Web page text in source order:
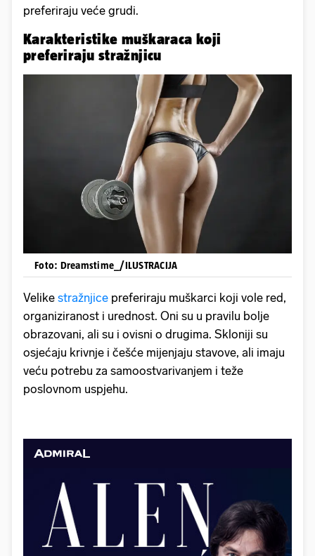
preferiraju veće grudi.
Karakteristike muškaraca koji
preferiraju stražnjicu
Foto: Dreamstime_/ILUSTRACIJA
Velike stražnjice preferiraju muškarci koji vole red,
organiziranost i urednost. Oni su u pravilu bolje
obrazovani, ali su i ovisni o drugima. Skloniji su
osjećaju krivnje i češće mijenjaju stavove, ali imaju
veću potrebu za samoostvarivanjem i teže
poslovnom uspjehu.